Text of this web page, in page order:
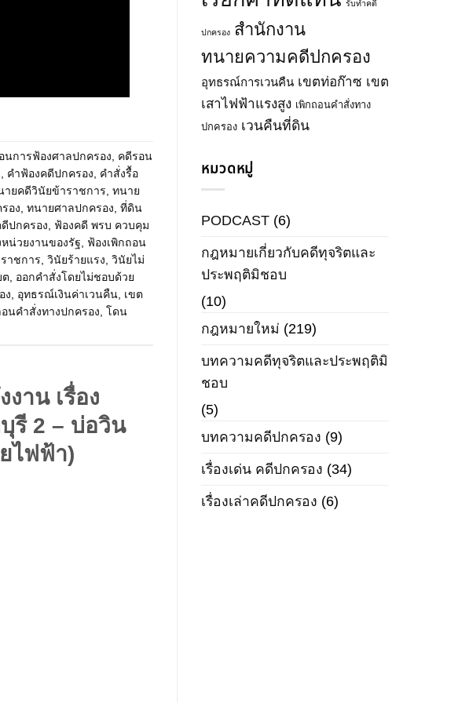
นการฟ้องศาลปกครอง
คดีรอน
คำฟ้องคดีปกครอง
คำสั่งรื้อ
ายคดีวินัยข้าราชการ ทนาย
อง ทนายศาลปกครอง ที่ดิน
ปกครอง
ฟ้องคดี พรบ ควบคุม
น่วยงานของรัฐ
ฟ้องเพิกถอน
าชการ วินัยร้ายแรง วินัยไม่
ต ออกคำสั่งโดยไม่ชอบด้วย
ง อุทธรณ์เงินค่าเวนคืน เขต
อนคำสั่งทางปกครอง โดน
าน เรื่อง
รี 2 – บ่อวิน
ไฟฟ้า)
รับทำคดี
ปกครอง สำนักงาน
ทนายความคดีปกครอง
อุทธรณ์การเวนคืน เขตท่อก๊าซ เขต
เสาไฟฟ้าแรงสูง เพิกถอนคำสั่งทาง
ปกครอง เวนคืนที่ดิน
หมวดหมู่
PODCAST (6)
กฎหมายเกี่ยวกับคดีทุจริตและ
ประพฤติมิชอบ
(10)
กฎหมายใหม่ (219)
บทความคดีทุจริตและประพฤติมิ
ชอบ
(5)
บทความคดีปกครอง (9)
เรื่องเด่น คดีปกครอง (34)
เรื่องเล่าคดีปกครอง (6)